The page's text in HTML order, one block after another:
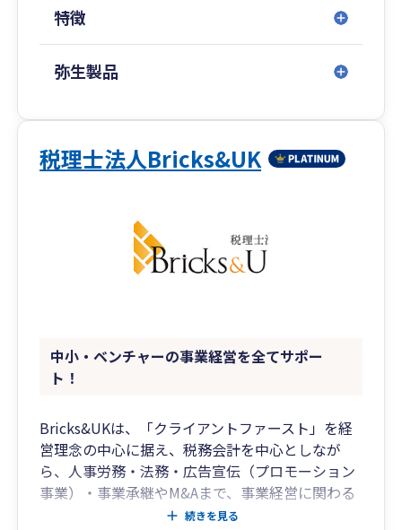
特徴
弥生製品
税理士法人Bricks&UK
中小・ベンチャーの事業経営を全てサポー
ト！
Bricks&UKは、「クライアントファースト」を経
営理念の中心に据え、税務会計を中心としなが
ら、人事労務・法務・広告宣伝（プロモーション
事業）・事業承継やM&Aまで、事業経営に関わる
あらゆる課題をワンストップでサポートする総合
続きを見る